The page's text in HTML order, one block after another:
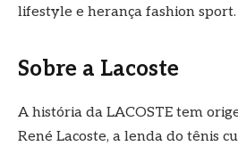
lifestyle e herança fashion sport.
Sobre a Lacoste
A história da LACOSTE tem
René Lacoste, a lenda do tênis